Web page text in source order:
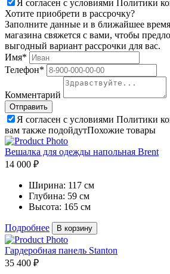
Я согласен с условиями Политики
Хотите приобрети в рассрочку?
Заполните данные и в ближайшее
магазина свяжется с вами, чтобы
выгодный вариант рассрочки для вас.
Имя*
Телефон*
Комментарий
Я согласен с условиями Политики
вам также подойдутПохожие товары
Вешалка для одежды напольная Brent
14 000 ₽
Ширина: 117 см
Глубина: 59 см
Высота: 165 см
Подробнее В корзину
Гардеробная панель Stanton
35 400 ₽